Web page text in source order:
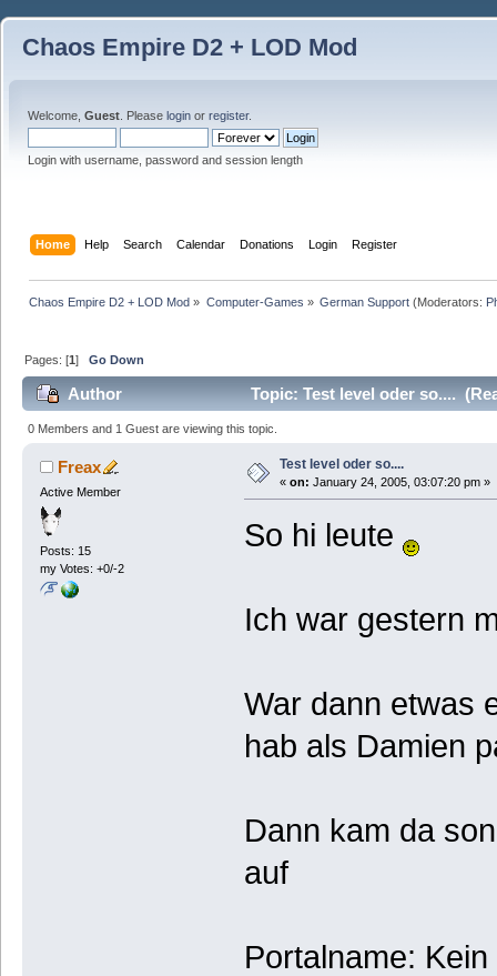
Chaos Empire D2 + LOD Mod
Welcome, Guest . Please login or register.
Login with username, password and session length
Home Help Search Calendar Donations Login Register
Chaos Empire D2 + LOD Mod » Computer-Games » German Support(Moderators:
Pages: [1]Go Down
Author Topic: Test level oder so....
0 Members and 1 Guest are viewing this topic.
Freax
Active Member
Posts: 15
my Votes: +0/-2
Test level oder so....
« on: January 24, 2005, 03:07:20 pm »
So hi leute
Ich war gestern
War dann etwas
hab als Damien
Dann kam da
auf
Portalname: